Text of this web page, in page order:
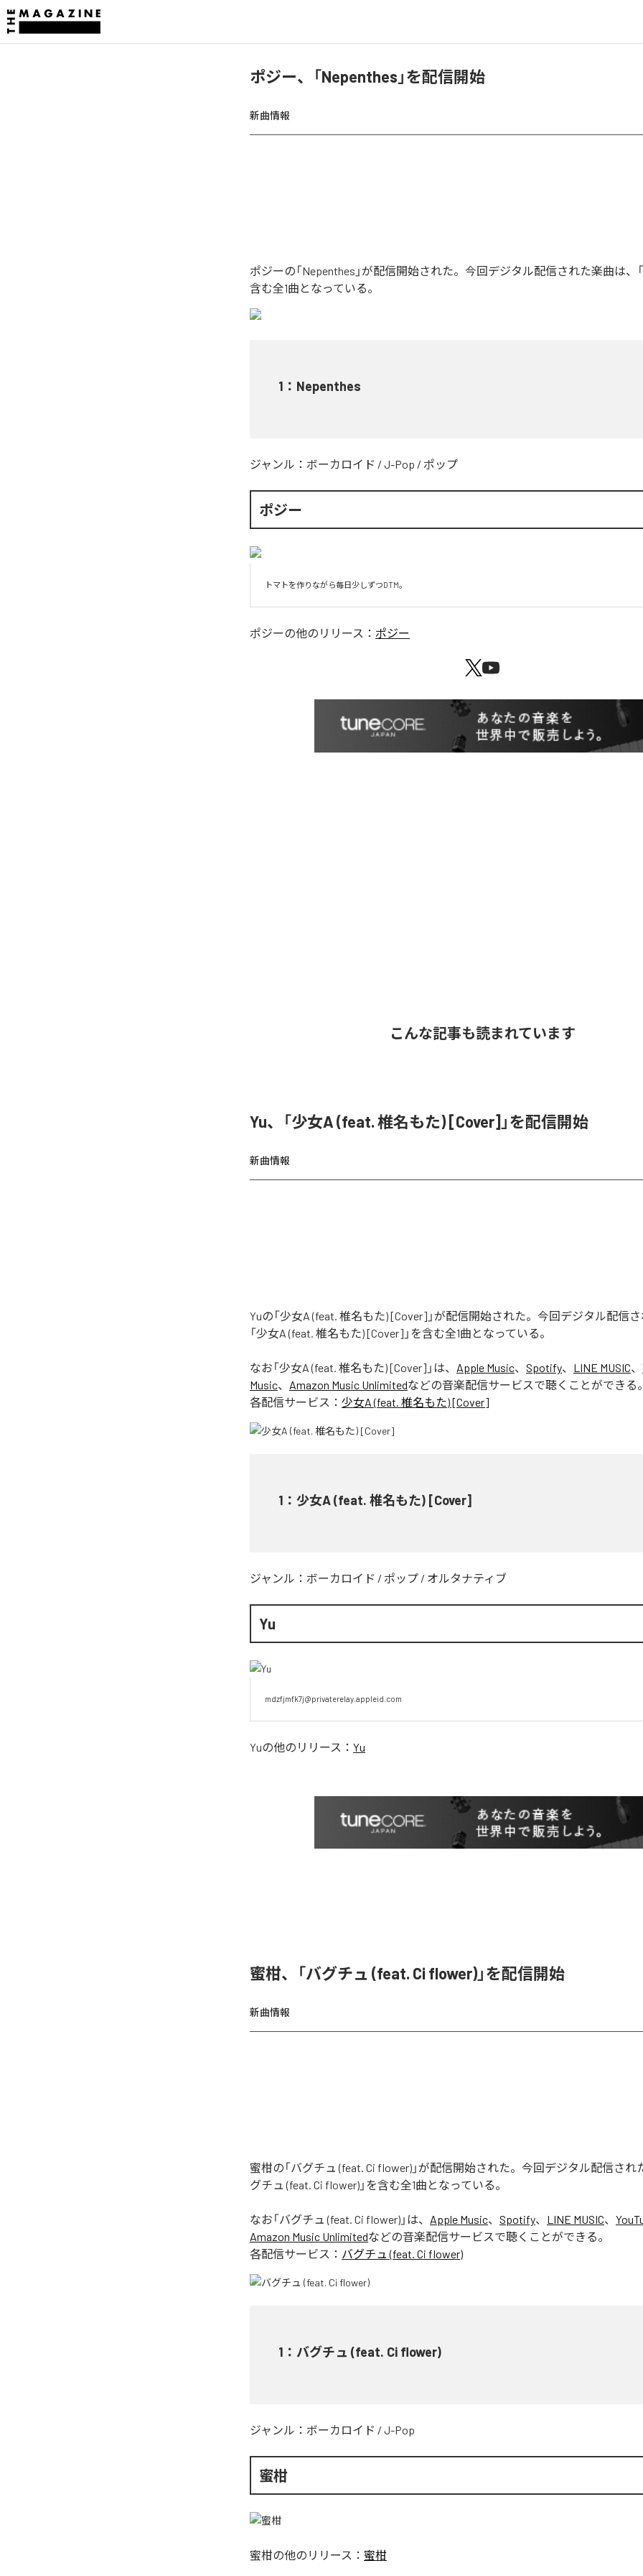
ポジー、「Nepenthes」を配信開始
新曲情報
ポジーの「Nepenthes」が配信開始された。今回デジタル配信された楽曲は、
含む全1曲となっている。
1 ： Nepenthes
ジャンル： ボーカロイド / J-Pop / ポップ
ポジー
トマトを作りながら毎日少しずつDTM。
ポジーの他のリリース： ポジー
こんな記事も読まれています
Yu、「少女A (feat. 椎名もた) [Cover]」を配信開始
新曲情報
Yuの「少女A (feat. 椎名もた) [Cover]」が配信開始された。今回デジタル配信
「少女A (feat. 椎名もた) [Cover]」を含む全1曲となっている。
なお「少女A (feat. 椎名もた) [Cover] 」は、 Apple Music、 Spotify、 LINE MUSIC、
Music、 Amazon Music Unlimitedなどの音楽配信サービスで聴くことができる
各配信サービス： 少女A (feat. 椎名もた) [Cover]
1 ： 少女A (feat. 椎名もた) [Cover]
ジャンル： ボーカロイド / ポップ / オルタナティブ
Yu
mdzfjmfk7j@privaterelay.appleid.com
Yuの他のリリース： Yu
蜜柑、「バグチュ (feat. Ci flower)」を配信開始
新曲情報
蜜柑の「バグチュ (feat. Ci flower)」が配信開始された。今回デジタル配信され
グチュ (feat. Ci flower)」を含む全1曲となっている。
なお「バグチュ (feat. Ci flower) 」は、 Apple Music、 Spotify、 LINE MUSIC、
Amazon Music Unlimitedなどの音楽配信サービスで聴くことができる。
各配信サービス： バグチュ (feat. Ci flower)
1 ： バグチュ (feat. Ci flower)
ジャンル： ボーカロイド / J-Pop
蜜柑
蜜柑の他のリリース： 蜜柑